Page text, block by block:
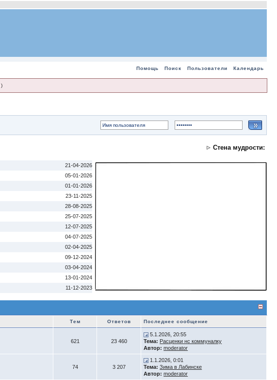
Помощь Поиск Пользователи Календарь
)
Стена мудрости:
21-04-2026
05-01-2026
01-01-2026
23-11-2025
28-08-2025
25-07-2025
12-07-2025
04-07-2025
02-04-2025
09-12-2024
03-04-2024
13-01-2024
11-12-2023
Тем Ответов Последнее сообщение
621 23 460
5.1.2026, 20:55
Тема: Расценки нс коммуналку
Автор: moderator
74 3 207
1.1.2026, 0:01
Тема: Зима в Лабинске
Автор: moderator